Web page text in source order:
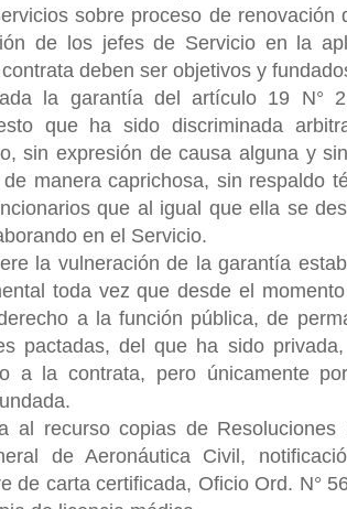
sobre proceso de renovación
de los jefes de Servicio en la
deben ser objetivos y
la garantía del artículo 19 N°
que ha sido discriminada
sin expresión de causa alguna y
manera caprichosa, sin respaldo
que al igual que ella se
en el Servicio.
la vulneración de la garantía
toda vez que desde el
a la función pública, de
pactadas, del que ha sido
a la contrata, pero únicamente
al recurso copias de
de Aeronáutica Civil,
de carta certificada, Oficio Ord. N°